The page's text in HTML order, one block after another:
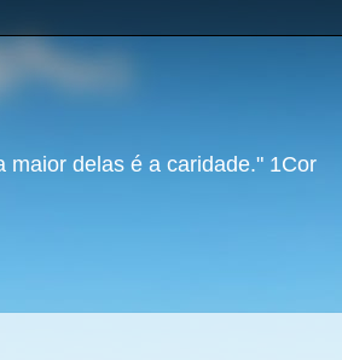
maior delas é a caridade." 1Cor